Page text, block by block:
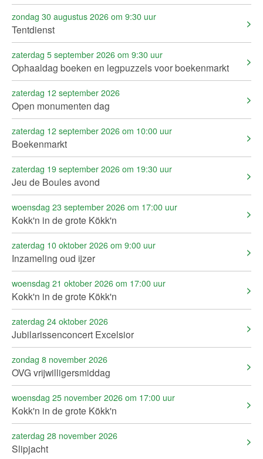
zondag 30 augustus 2026 om 9:30 uur
Tentdienst
zaterdag 5 september 2026 om 9:30 uur
Ophaaldag boeken en legpuzzels voor boekenmarkt
zaterdag 12 september 2026
Open monumenten dag
zaterdag 12 september 2026 om 10:00 uur
Boekenmarkt
zaterdag 19 september 2026 om 19:30 uur
Jeu de Boules avond
woensdag 23 september 2026 om 17:00 uur
Kokk'n in de grote Kökk'n
zaterdag 10 oktober 2026 om 9:00 uur
Inzameling oud ijzer
woensdag 21 oktober 2026 om 17:00 uur
Kokk'n in de grote Kökk'n
zaterdag 24 oktober 2026
Jubilarissenconcert Excelsior
zondag 8 november 2026
OVG vrijwilligersmiddag
woensdag 25 november 2026 om 17:00 uur
Kokk'n in de grote Kökk'n
zaterdag 28 november 2026
Slipjacht